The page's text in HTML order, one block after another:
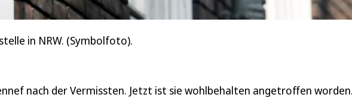
in NRW. (Symbolfoto).
nach der Vermissten. Jetzt ist sie wohlbehalten angetroffen